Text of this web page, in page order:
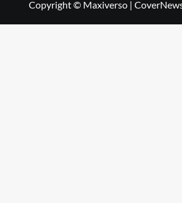
Copyright © Maxiverso |